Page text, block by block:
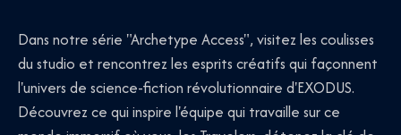
Dans notre série "Archetype Access", visitez les coulisses
du studio et rencontrez les esprits créatifs qui façonnent
l'univers de science-fiction révolutionnaire d'EXODUS.
Découvrez ce qui inspire l'équipe qui travaille sur ce